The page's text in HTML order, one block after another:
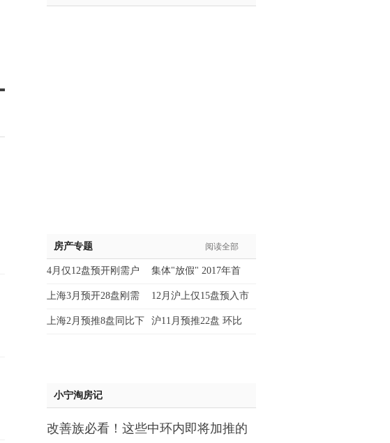
房产专题 阅读全部
4月仅12盘预开刚需户
上海3月预开28盘刚需
上海2月预推8盘同比下
集体"放假" 2017年首
12月沪上仅15盘预入市
沪11月预推22盘 环比
小宁淘房记
改善族必看！这些中环内即将加推的